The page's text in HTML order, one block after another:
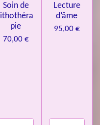
Soin de
lithothéra
pie
70,00 €
Lecture
d’âme
95,00 €